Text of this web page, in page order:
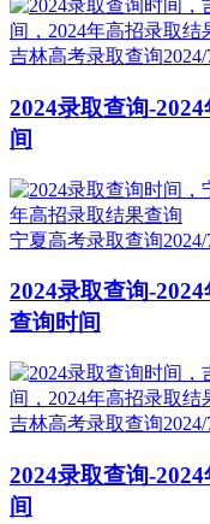
吉林高考录取查询
2024录取查询-
间
宁夏高考录取查询
2024录取查询-
查询时间
吉林高考录取查询
2024录取查询-
间